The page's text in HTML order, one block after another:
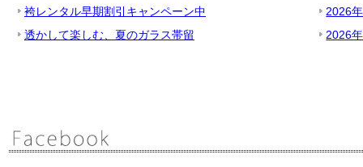
袴レンタル早期割引キャンペーン中
透かして楽しむ、夏のガラス帯留
2026
2026